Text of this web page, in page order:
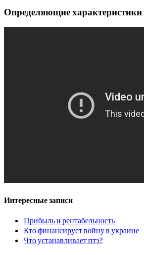
Определяющие характеристики
Интересные записи
Прибыль и рентабельность
Кто финансирует войну в украине
Что устанавливает птэ?